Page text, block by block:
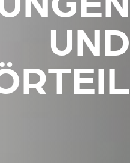
UND